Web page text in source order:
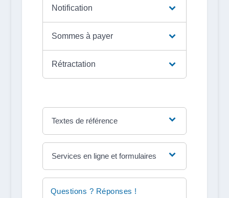
Notification
Sommes à payer
Rétractation
Textes de référence
Services en ligne et formulaires
Questions ? Réponses !